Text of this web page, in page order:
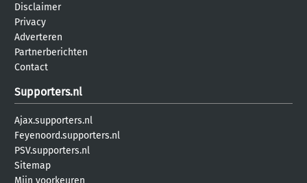
Disclaimer
Privacy
Adverteren
Partnerberichten
Contact
Supporters.nl
Ajax.supporters.nl
Feyenoord.supporters.nl
PSV.supporters.nl
Sitemap
Mijn voorkeuren